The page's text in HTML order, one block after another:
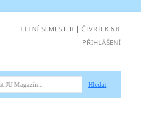
LETNÍ SEMESTER | ČTVRTEK 6.8.
PŘIHLÁŠENÍ
Hledat